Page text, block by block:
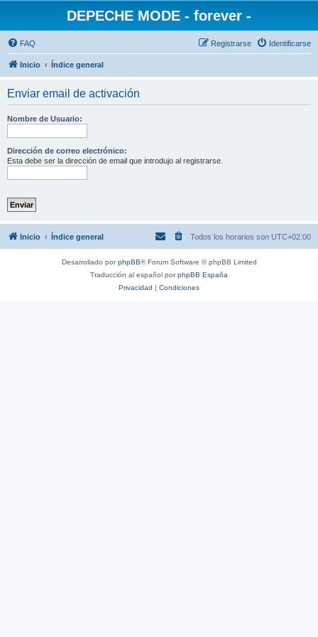
DEPECHE MODE - forever -
FAQ Identificarse
Registrarse
Inicio Índice general
Enviar email de activación
Nombre de Usuario:
Dirección de correo electrónico:
Esta debe ser la dirección de email que introdujo al registrarse.
Inicio Índice general Todos los horarios son UTC+02:00
Desarrollado porphpBB® Forum Software © phpBB Limited
Traducción al español porphpBB España
Privacidad | Condiciones